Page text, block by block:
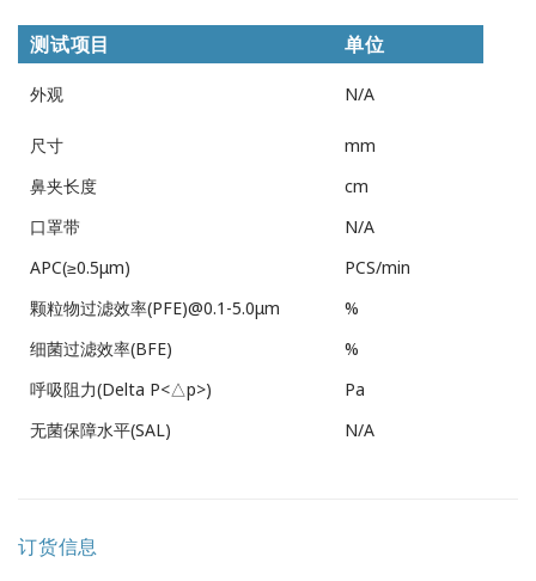
测试项目 单位
外观 N/A
尺寸
mm
鼻夹长度
cm
口罩带
N/A
APC(≥0.5μm)
PCS/min
颗粒物过滤效率(PFE)@0.1-5.0μm
%
细菌过滤效率(BFE)
%
呼吸阻力(Delta P<△p>)
Pa
无菌保障水平(SAL)
N/A
订货信息